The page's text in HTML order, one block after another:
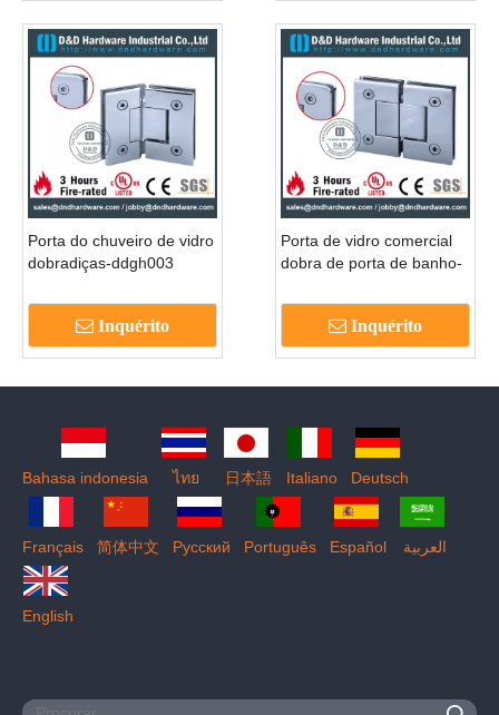
Porta do chuveiro de vidro
dobradiças-ddgh003
Inquérito
Porta de vidro comercial
dobra de porta de banho-
Inquérito
Bahasa indonesia ไทย 日本語 Italiano Deutsch
Français 简体中文 Pусский Português Español العربية
English